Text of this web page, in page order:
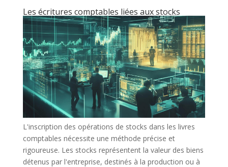
Les écritures comptables liées aux stocks
L'inscription des opérations de stocks dans les livres
comptables nécessite une méthode précise et
rigoureuse. Les stocks représentent la valeur des biens
détenus par l'entreprise, destinés à la production ou à